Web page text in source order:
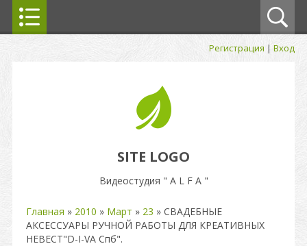
Регистрация |Вход
SITE LOGO
Видеостудия " A L F A "
Главная » 2010 » Март » 23 » СВАДЕБНЫЕ
АКСЕССУАРЫ РУЧНОЙ РАБОТЫ ДЛЯ КРЕАТИВНЫХ
НЕВЕСТ"D-I-VA Спб".